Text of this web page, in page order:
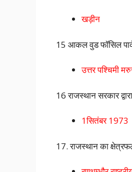
खड़ीन
15 आकल वुड फॉसिल
उत्तर पश्चिमी
16 राजस्थान सरकार
1सितंबर 1973
17. राजस्थान का